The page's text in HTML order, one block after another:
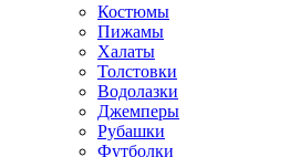
Костюмы
Пижамы
Халаты
Толстовки
Водолазки
Джемперы
Рубашки
Футболки